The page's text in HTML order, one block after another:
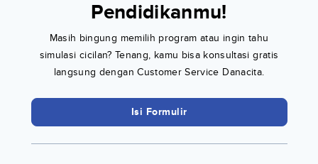
Pendidikanmu!
Masih bingung memilih program atau ingin tahu
simulasi cicilan? Tenang, kamu bisa konsultasi gratis
langsung dengan Customer Service Danacita.
Isi Formulir